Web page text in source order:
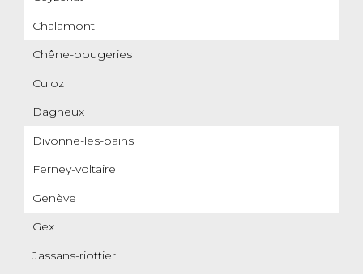
Chalamont
Chêne-bougeries
Culoz
Dagneux
Divonne-les-bains
Ferney-voltaire
Genève
Gex
Jassans-riottier